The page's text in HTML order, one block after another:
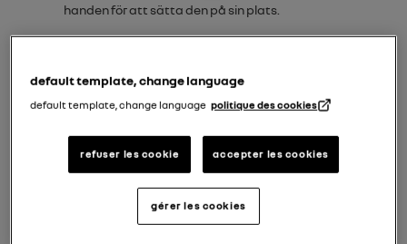
handen för att sätta den på sin plats.
nyckel/fjärrkontroll
Vid byte av nyckel ska både bilen och alla
default template, change language
default template, change language politique des cookies
refuser les cookie accepter les cookies
gérer les cookies